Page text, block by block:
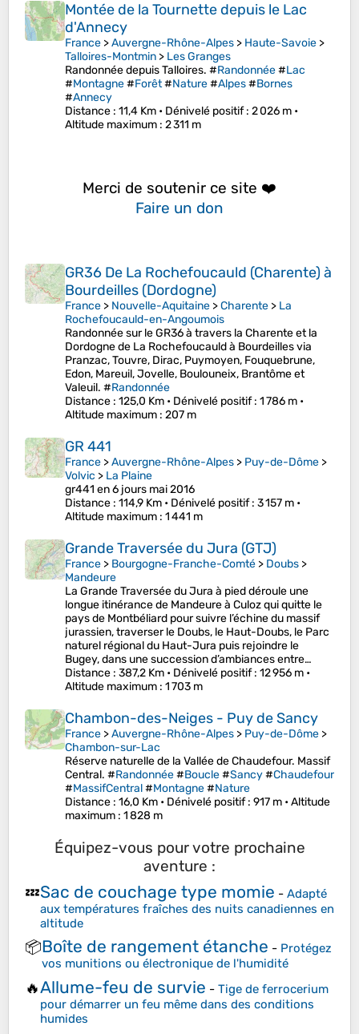
Montée de la Tournette depuis le Lac
d'Annecy
France >Auvergne-Rhône-Alpes > Haute-Savoie >
Talloires-Montmin > Les Granges
Randonnée depuis Talloires. #Randonnée#Lac
#Montagne#Forêt#Nature#Alpes#Bornes
#Annecy
Distance : 11,4 Km • Dénivelé positif: 2 026 m •
Altitude maximum : 2 311 m
Merci de soutenir ce site ❤️
Faire un don
GR36 De La Rochefoucauld (Charente) à
Bourdeilles (Dordogne)
France > Nouvelle-Aquitaine >Charente > La
Rochefoucauld-en-Angoumois
Randonnée sur le GR36 à travers la Charente et la
Dordogne de La Rochefoucauld à Bourdeilles via
Pranzac, Touvre, Dirac, Puymoyen, Fouquebrune,
Edon, Mareuil, Jovelle, Boulouneix, Brantôme et
Valeuil. #Randonnée
Distance : 125,0 Km • Dénivelé positif: 1 786 m •
Altitude maximum : 207 m
GR 441
France >Auvergne-Rhône-Alpes > Puy-de-Dôme >
Volvic > La Plaine
gr441 en 6 jours mai 2016
Distance : 114,9 Km • Dénivelé positif: 3 157 m •
Altitude maximum : 1 441 m
Grande Traversée du Jura (GTJ)
France > Bourgogne-Franche-Comté > Doubs >
Mandeure
La Grande Traversée du Jura à pied déroule une
longue itinérance de Mandeure à Culoz qui quitte le
pays de Montbéliard pour suivre l’échine du massif
jurassien, traverser le Doubs, le Haut-Doubs, le Parc
naturel régional du Haut-Jura puis rejoindre le
Bugey, dans une succession d’ambiances entre…
Distance : 387,2 Km • Dénivelé positif: 12 956 m •
Altitude maximum : 1 703 m
Chambon-des-Neiges - Puy de Sancy
France >Auvergne-Rhône-Alpes > Puy-de-Dôme >
Chambon-sur-Lac
Réserve naturelle de la Vallée de Chaudefour. Massif
Central. #Randonnée#Boucle#Sancy#Chaudefour
#MassifCentral#Montagne#Nature
Distance : 16,0 Km • Dénivelé positif: 917 m •Altitude
maximum : 1 828 m
Équipez-vous pour votre prochaine
aventure :
💤Sac de couchage type momie - Adapté
aux températures fraîches des nuits canadiennes en
altitude
📦Boîte de rangement étanche - Protégez
vos munitions ou électronique de l'humidité
🔥Allume-feu de survie - Tige de ferrocerium
pour démarrer un feu même dans des conditions
humides